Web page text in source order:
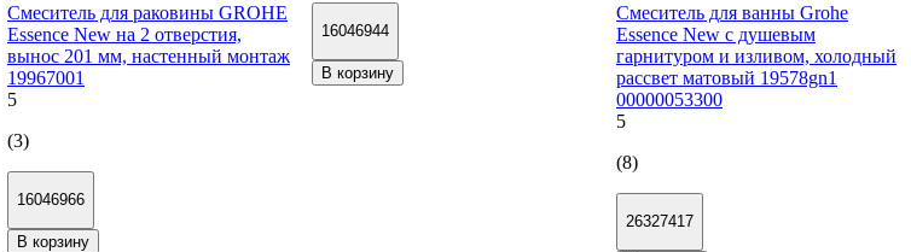
Смеситель для раковины GROHE
Essence New на 2 отверстия,
вынос 201 мм, настенный монтаж
19967001
5
(3)
16046966
В корзину
16046944
В корзину
Смеситель для ванны Grohe
Essence New с душевым
гарнитуром и изливом, холодный
рассвет матовый 19578gn1
00000053300
5
(8)
26327417